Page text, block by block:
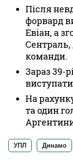
Після
форвард
Евіан, а
Сентраль,
команди.
Зараз 39-
На
та один
УПЛ Динамо